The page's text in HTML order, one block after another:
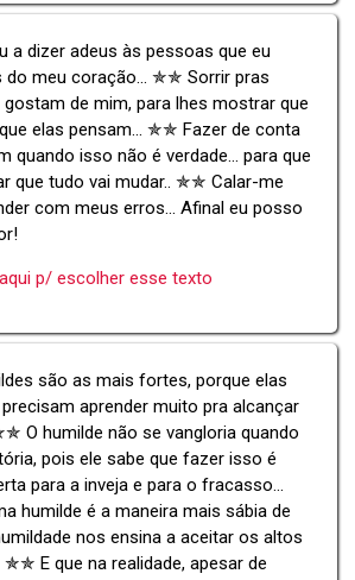
a dizer adeus às pessoas que eu
do meu coração... ✯✯ Sorrir pras
de mim, para lhes mostrar que
elas pensam... ✯✯ Fazer de conta
quando isso não é verdade... para que
que tudo vai mudar.. ✯✯ Calar-me
com meus erros... Afinal eu posso
p/ escolher esse texto
são as mais fortes, porque elas
aprender muito pra alcançar
O humilde não se vangloria quando
pois ele sabe que fazer isso é
para a inveja e para o fracasso...
humilde é a maneira mais sábia de
nos ensina a aceitar os altos
✯✯ E que na realidade, apesar de